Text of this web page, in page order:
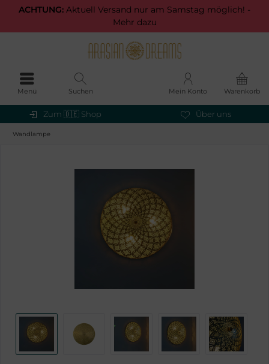
ACHTUNG: Aktuell Versand nur am Samstag möglich! -
Mehr dazu
Zum 🇩🇪 Shop Über uns
Menü Warenkorb
Mein Konto
Suchen
Wandlampe